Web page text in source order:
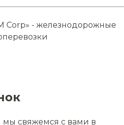
Corp» - железнодорожные
мы свяжемся с вами в